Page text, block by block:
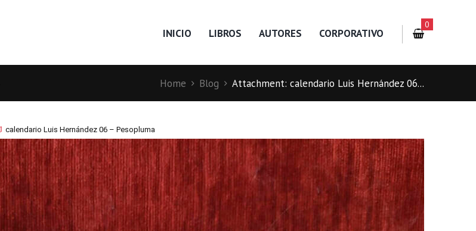
INICIO LIBROS AUTORES CORPORATIVO
0
Home Blog Attachment: calendario Luis Hernández 06...
calendario Luis Hernández 06 – Pesopluma